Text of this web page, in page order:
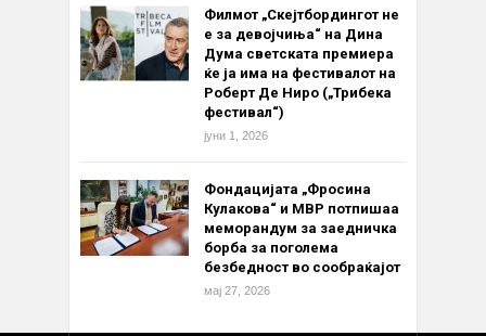
Филмот „Скејтбордингот не
е за девојчиња“ на Дина
Дума светската премиера
ќе ја има на фестивалот на
Роберт Де Ниро („Трибека
фестивал“)
јуни 1, 2026
Фондацијата „Фросина
Кулакова“ и МВР потпишаа
меморандум за заедничка
борба за поголема
безбедност во сообраќајот
мај 27, 2026